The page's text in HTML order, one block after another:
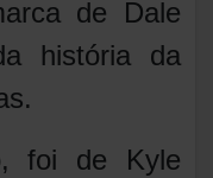
de Dale
história da
foi de Kyle